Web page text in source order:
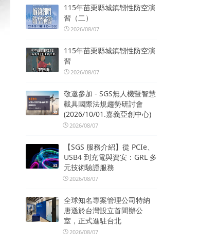
115年苗栗縣城鎮韌性防空演
習（二）
2026/08/07
115年苗栗縣城鎮韌性防空演
習
2026/08/07
敬邀參加 - SGS無人機暨智慧
載具國際法規趨勢研討會
(2026/10/01.嘉義亞創中心)
2026/08/07
【SGS 服務介紹】從 PCIe、
USB4 到充電與資安：GRL 多
元技術驗證服務
2026/08/07
全球知名專案管理公司特納
唐遜於台灣設立首間辦公
室，正式進駐台北
2026/08/07